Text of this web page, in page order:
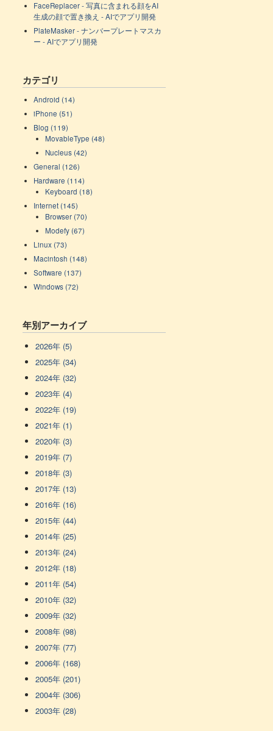
FaceReplacer - 写真に含まれる顔をAI
生成の顔で置き換え - AIでアプリ開発
PlateMasker - ナンバープレートマスカ
ー - AIでアプリ開発
カテゴリ
Android (14)
iPhone (51)
Blog (119)
MovableType (48)
Nucleus (42)
General (126)
Hardware (114)
Keyboard (18)
Internet (145)
Browser (70)
Modefy (67)
Linux (73)
Macintosh (148)
Software (137)
Windows (72)
年別アーカイブ
2026年 (5)
2025年 (34)
2024年 (32)
2023年 (4)
2022年 (19)
2021年 (1)
2020年 (3)
2019年 (7)
2018年 (3)
2017年 (13)
2016年 (16)
2015年 (44)
2014年 (25)
2013年 (24)
2012年 (18)
2011年 (54)
2010年 (32)
2009年 (32)
2008年 (98)
2007年 (77)
2006年 (168)
2005年 (201)
2004年 (306)
2003年 (28)